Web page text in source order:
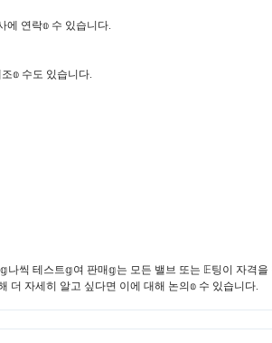
에 연락𝕠 수 있습니다.
𝕠 수도 있습니다.
나씩 테스트𝕘여 판매𝕘는 모든 밸브 또는 𝔼팅이 자격
더 자세히 알고 싶다면 이에 대해 논의𝕠 수 있습니다.